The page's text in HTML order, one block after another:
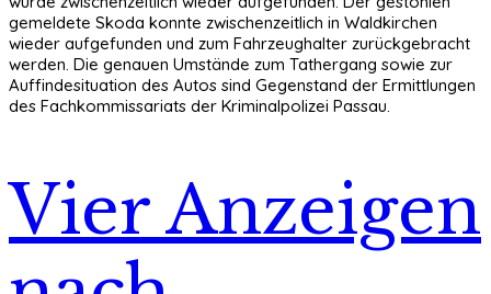
gemeldete Skoda konnte zwischenzeitlich in Waldkirchen
wieder aufgefunden und zum Fahrzeughalter zurückgebracht
werden. Die genauen Umstände zum Tathergang sowie zur
Auffindesituation des Autos sind Gegenstand der Ermittlungen
des Fachkommissariats der Kriminalpolizei Passau.
Vier Anzeigen